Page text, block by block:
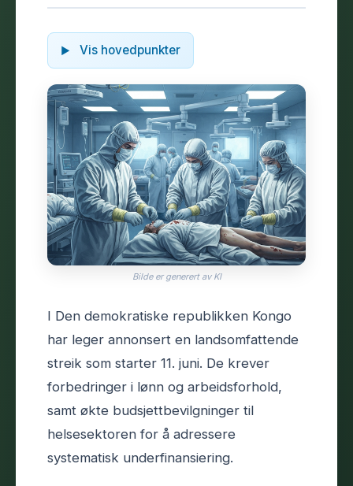
Vis hovedpunkter
Bilde er generert av KI
I Den demokratiske republikken Kongo
har leger annonsert en landsomfattende
streik som starter 11. juni. De krever
forbedringer i lønn og arbeidsforhold,
samt økte budsjettbevilgninger til
helsesektoren for å adressere
systematisk underfinansiering.